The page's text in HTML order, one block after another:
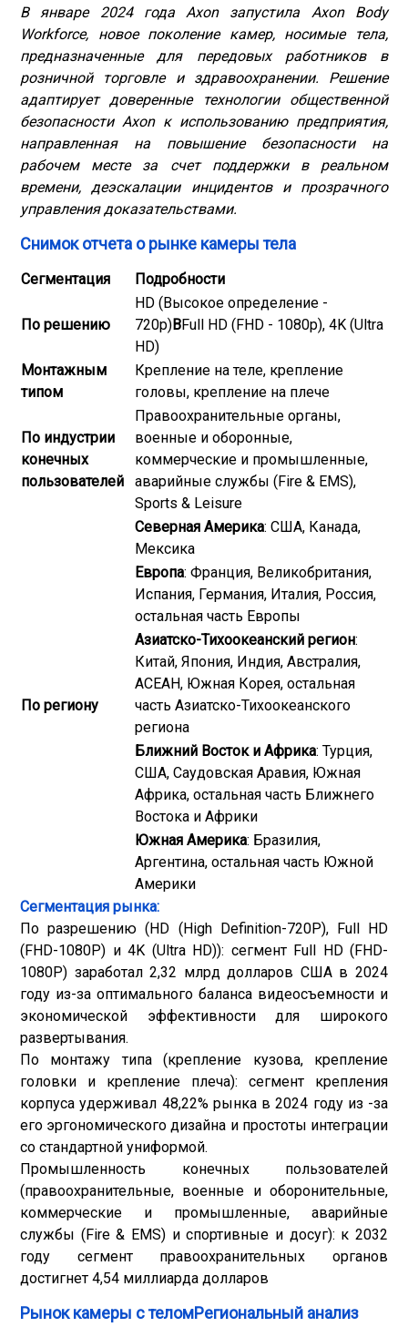
В январе 2024 года Axon запустила Axon Body
Workforce, новое поколение камер, носимые тела,
предназначенные для передовых работников в
розничной торговле и здравоохранении. Решение
адаптирует доверенные технологии общественной
безопасности Axon к использованию предприятия,
направленная на повышение безопасности на
рабочем месте за счет поддержки в реальном
времени, деэскалации инцидентов и прозрачного
управления доказательствами.
Снимок отчета о рынке камеры тела
Сегментация Подробности
По решению
HD (Высокое определение -
720p)ВFull HD (FHD - 1080p), 4K (Ultra
HD)
Монтажным
типом
Крепление на теле, крепление
головы, крепление на плече
По индустрии
конечных
пользователей
Правоохранительные органы,
военные и оборонные,
коммерческие и промышленные,
аварийные службы (Fire & EMS),
Sports & Leisure
По региону
Северная Америка: США, Канада,
Мексика
Европа: Франция, Великобритания,
Испания, Германия, Италия, Россия,
остальная часть Европы
Азиатско-Тихоокеанский регион:
Китай, Япония, Индия, Австралия,
АСЕАН, Южная Корея, остальная
часть Азиатско-Тихоокеанского
региона
Ближний Восток и Африка: Турция,
США, Саудовская Аравия, Южная
Африка, остальная часть Ближнего
Востока и Африки
Южная Америка: Бразилия,
Аргентина, остальная часть Южной
Америки
Сегментация рынка:
По разрешению (HD (High Definition-720P), Full HD
(FHD-1080P) и 4K (Ultra HD)): сегмент Full HD (FHD-
1080P) заработал 2,32 млрд долларов США в 2024
году из-за оптимального баланса видеосъемности и
экономической эффективности для широкого
развертывания.
По монтажу типа (крепление кузова, крепление
головки и крепление плеча): сегмент крепления
корпуса удерживал 48,22% рынка в 2024 году из -за
его эргономического дизайна и простоты интеграции
со стандартной униформой.
Промышленность конечных пользователей
(правоохранительные, военные и оборонительные,
коммерческие и промышленные, аварийные
службы (Fire & EMS) и спортивные и досуг): к 2032
году сегмент правоохранительных органов
достигнет 4,54 миллиарда долларов
Рынок камеры с теломРегиональный анализ